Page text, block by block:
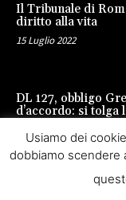
Il Tribunale di
diritto alla vita
15 Luglio 2022
DL 127, obbligo
d’accordo: si
Usiamo dei
dobbiamo scendere